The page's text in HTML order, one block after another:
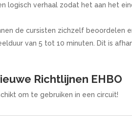
logisch verhaal zodat het aan het
de cursisten zichzelf beoordelen
van 5 tot 10 minuten. Dit is
Richtlijnen EHBO
om te gebruiken in een circuit!